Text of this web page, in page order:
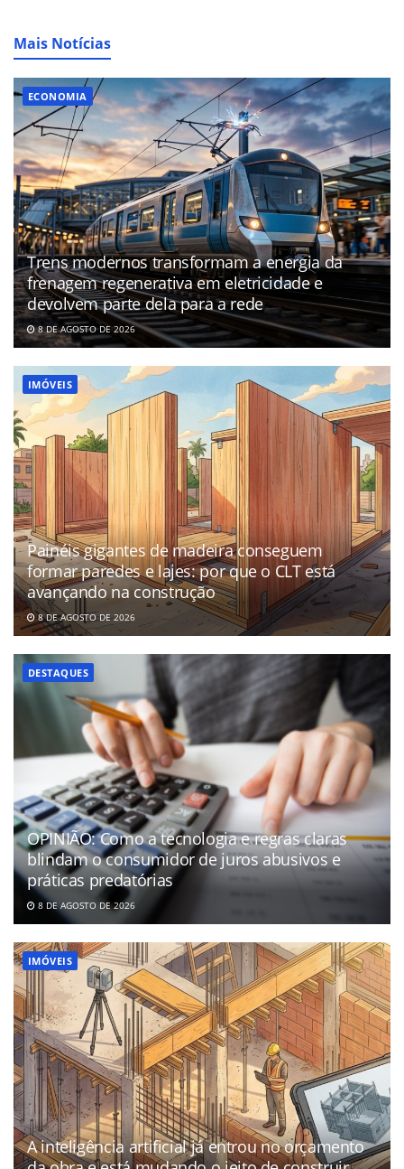
Mais Notícias
ECONOMIA
Trens modernos transformam a energia da
frenagem regenerativa em eletricidade e
devolvem parte dela para a rede
8 DE AGOSTO DE 2026
IMÓVEIS
Painéis gigantes de madeira conseguem
formar paredes e lajes: por que o CLT está
avançando na construção
8 DE AGOSTO DE 2026
DESTAQUES
OPINIÃO: Como a tecnologia e regras claras
blindam o consumidor de juros abusivos e
práticas predatórias
8 DE AGOSTO DE 2026
IMÓVEIS
A inteligência artificial já entrou no orçamento